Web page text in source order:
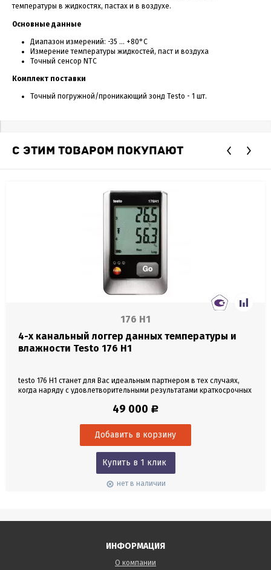
температуры в жидкостях, пастах и в воздухе.
Основные данные
Диапазон измерений: -35 ... +80°C
Измерение температуры жидкостей, паст и воздуха
Точный сенсор NTC
Комплект поставки
Точный погружной/проникающий зонд Testo - 1 шт.
С ЭТИМ ТОВАРОМ ПОКУПАЮТ
176 H1
4-х канальный логгер данных температуры и
влажности Testo 176 H1
testo 176 H1 станет для Вас идеальным партнером в тех случаях,
когда наряду с удовлетворительными результатами краткосрочных
требований. Данная модель логгера оснащена двумя разъемами
помещении в соответствии с индивидуальными...
49 000 Р
Купить в 1 клик
нет в наличии
ИНФОРМАЦИЯ
О компании